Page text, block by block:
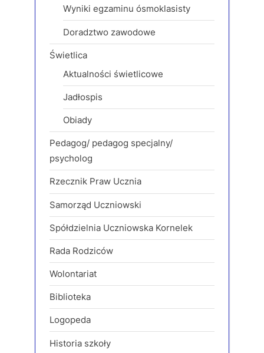
Wyniki egzaminu ósmoklasisty
Doradztwo zawodowe
Świetlica
Aktualności świetlicowe
Jadłospis
Obiady
Pedagog/ pedagog specjalny/
psycholog
Rzecznik Praw Ucznia
Samorząd Uczniowski
Spółdzielnia Uczniowska Kornelek
Rada Rodziców
Wolontariat
Biblioteka
Logopeda
Historia szkoły